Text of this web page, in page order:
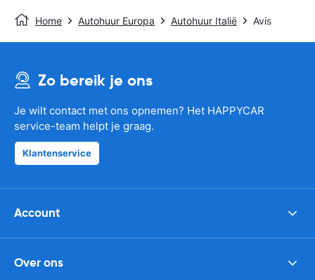
Home Autohuur Europa Autohuur Italië Avis
Zo bereik je ons
Je wilt contact met ons opnemen? Het HAPPYCAR
service-team helpt je graag.
Klantenservice
Account
Over ons